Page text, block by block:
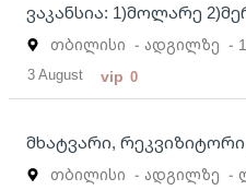
ვაკანსია: 1)მოლარე
თბილისი - ადგილზე -
3 August vip 0
მხატვარი,
თბილისი - ადგილზე -